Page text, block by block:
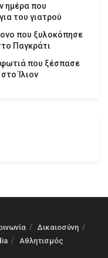
ημέρα που
του γιατρού
που ξυλοκόπησε
Παγκράτι
φωτιά που ξέσπασε
Ίλιον
Δικαιοσύνη
Αθλητισμός